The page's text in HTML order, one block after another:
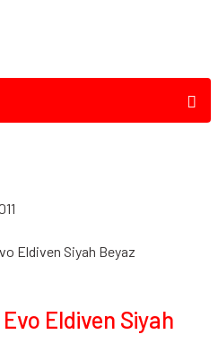
Eldiven Siyah Beyaz
Eldiven Siyah